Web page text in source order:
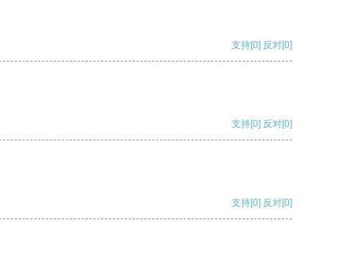
支持[0] 反对[0]
支持[0] 反对[0]
支持[0] 反对[0]